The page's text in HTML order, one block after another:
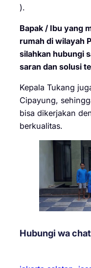
).
Bapak / Ibu yang
rumah di wilayah
silahkan hubungi
saran dan solusi
Kepala Tukang
Cipayung,
bisa dikerjakan
berkualitas.
Hubungi wa